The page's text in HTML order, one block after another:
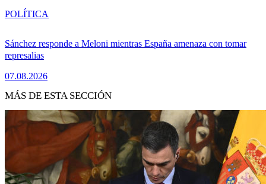
Sánchez responde a Meloni mientras España amenaza con tomar
represalias
07.08.2026
POLÍTICA
MÁS DE ESTA SECCIÓN